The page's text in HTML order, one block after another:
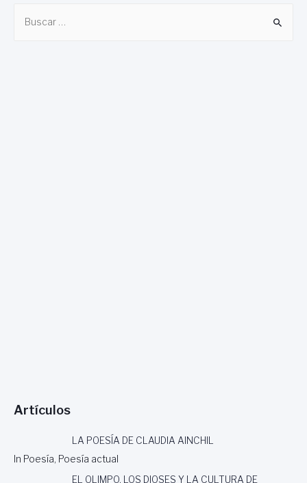
Artículos
LA POESÍA DE CLAUDIA AINCHIL
In Poesía, Poesía actual
EL OLIMPO, LOS DIOSES Y LA CULTURA DE